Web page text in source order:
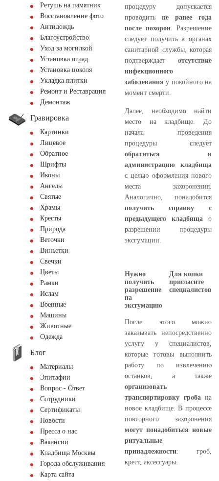
Ретушь на памятник
Восстановление фото
Антидождь
Благоустройство
Уход за могилкой
Установка оград
Установка цоколя
Укладка плитки
Ремонт и Реставрация
Демонтаж
Гравировка
Картинки
Лицевое
Обратное
Шрифты
Иконы
Ангелы
Святые
Храмы
Кресты
Природа
Веточки
Виньетки
Свечки
Цветы
Рамки
Ислам
Военные
Машины
Животные
Одежда
Блог
Материалы
Эпитафии
Вопрос - Ответ
Сотрудники
Сертификаты
Новости
Пресса о нас
Вакансии
Кладбища Москвы
Города обслуживания
Карта сайта
процедуру допускается
проводить не ранее года
после похорон . Разрешение
следует получить в органах
санитарной службы, которая
подтверждает отсутствие
инфекционного
заболевания у покойного на
момент смерти.
Далее, необходимо найти
место на кладбище. До
начала проведения
процедуры следует
обратиться в
администрацию кладбища
с целью оформления нового
места захоронения.
Аналогично, понадобится
получить справку с
предыдущего кладбища о
разрешении процедуры
эксгумации.
Нужно
получить
разрешение
на
эксгумацию
Для копки
пригласите
специалистов
После этого можно
заказывать непосредственно
услугу у специалистов,
которые готовы выполнить
работу по извлечению
останков, а также
организовать
транспортировку гробана
новое кладбище. В процессе
повторного захоронения
могут понадобиться новые
ритуальные
принадлежности: гроб,
крест, аксессуары.